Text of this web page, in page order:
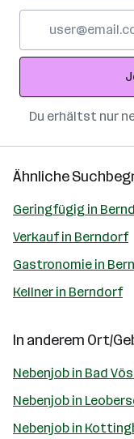
Adresse
Du erhältst nur
Ähnliche
Geringfügig in
Verkauf in Berndorf
Gastronomie in
Kellner in Berndorf
In anderem Ort/
Nebenjob in Bad
Nebenjob in
Nebenjob in